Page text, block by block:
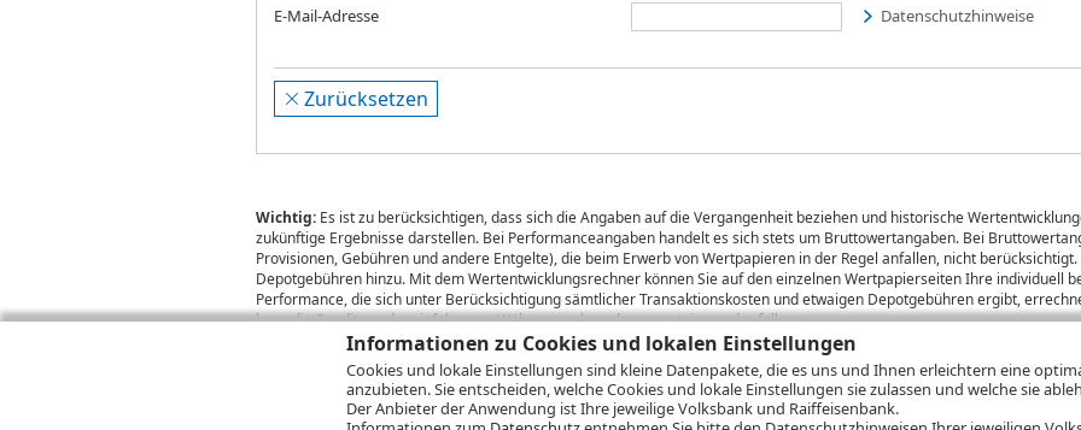
Informationen zu Cookies und lokalen Einstellungen
Cookies und lokale Einstellungen sind kleine Datenpakete, die es uns und Ihnen erleichtern eine
anzubieten. Sie entscheiden, welche Cookies und lokale Einstellungen sie zulassen und welche sie
Der Anbieter der Anwendung ist Ihre jeweilige Volksbank und Raiffeisenbank.
E-Mail-Adresse Datenschutzhinweise
Zurücksetzen
Wichtig: Es ist zu berücksichtigen, dass sich die Angaben auf die Vergangenheit beziehen und historische
zukünftige Ergebnisse darstellen. Bei Performanceangaben handelt es sich stets um Bruttowertangaben. Bei
Provisionen, Gebühren und andere Entgelte), die beim Erwerb von Wertpapieren in der Regel anfallen, nicht
Depotgebühren hinzu. Mit dem Wertentwicklungsrechner können Sie auf den einzelnen Wertpapierseiten Ihre individuell
Performance, die sich unter Berücksichtigung sämtlicher Transaktionskosten und etwaigen Depotgebühren ergibt,
kann die Rendite zudem infolge von Währungsschwankungen steigen oder fallen.
DZ BANK AGBitte beachten Sie dieNutzungsbedingungen Impressum Datenschutz
2026 Infront Financial Technology GmbH